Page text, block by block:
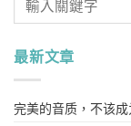
确认送出
最新文章
完美的音质，不该成